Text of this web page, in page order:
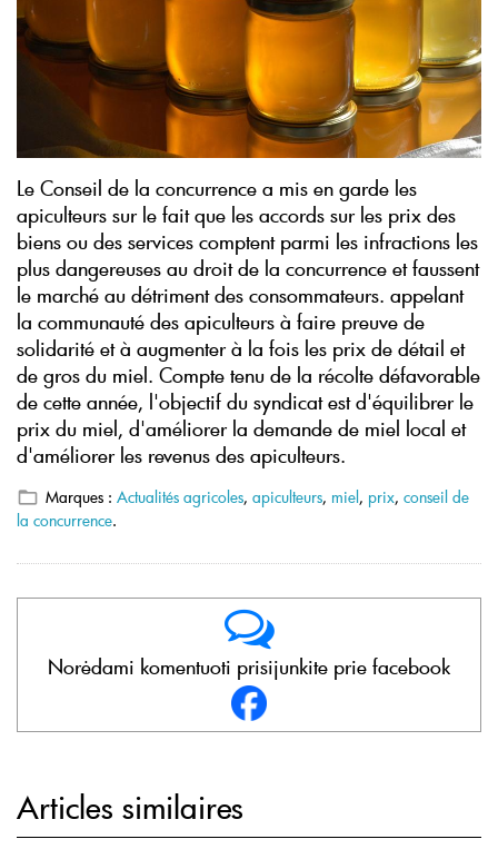
Le Conseil de la concurrence a mis en garde les
apiculteurs sur le fait que les accords sur les prix des
biens ou des services comptent parmi les infractions les
plus dangereuses au droit de la concurrence et faussent
le marché au détriment des consommateurs. appelant
la communauté des apiculteurs à faire preuve de
solidarité et à augmenter à la fois les prix de détail et
de gros du miel. Compte tenu de la récolte défavorable
de cette année, l'objectif du syndicat est d'équilibrer le
prix du miel, d'améliorer la demande de miel local et
d'améliorer les revenus des apiculteurs.
Marques : Actualités agricoles, apiculteurs, miel, prix, conseil de
la concurrence.
Norėdami komentuoti prisijunkite prie facebook
Articles similaires